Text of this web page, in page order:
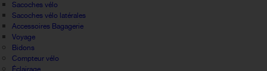
Sacoches vélo
Sacoches vélo latérales
Accessoires Bagagerie
Voyage
Bidons
Compteur vélo
Éclairage